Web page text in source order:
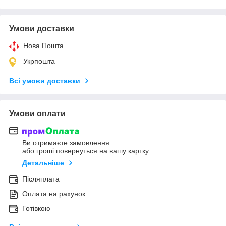
Умови доставки
Нова Пошта
Укрпошта
Всі умови доставки
Умови оплати
Ви отримаєте замовлення
або гроші повернуться на вашу картку
Детальніше
Післяплата
Оплата на рахунок
Готівкою